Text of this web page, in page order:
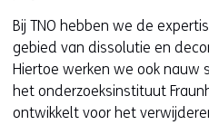
Bij TNO hebben we de
gebied van dissolutie en
Hiertoe werken we ook nauw
het onderzoeksinstituut
ontwikkelt voor het